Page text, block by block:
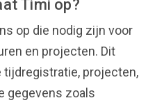
Timi op?
op die nodig zijn voor
en projecten. Dit
projecten,
gegevens zoals